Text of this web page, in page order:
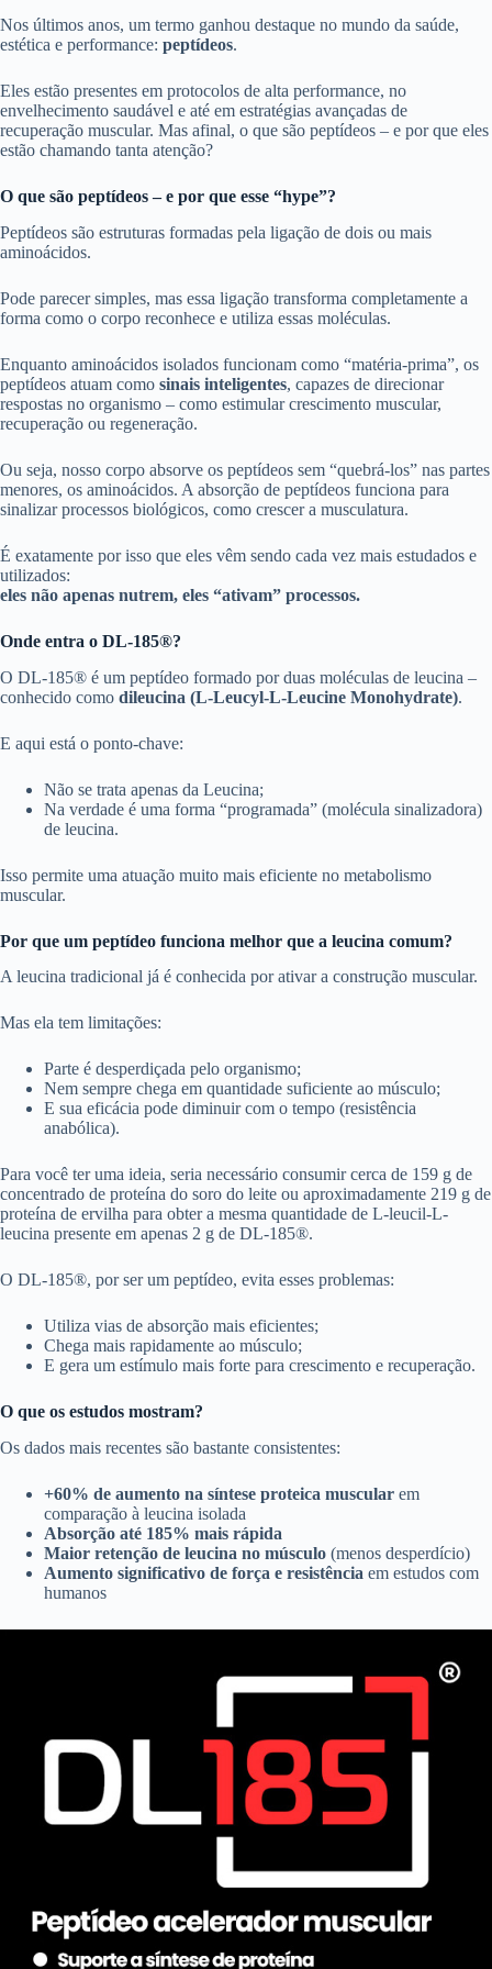
Nos últimos anos, um termo ganhou destaque no mundo da saúde,
estética e performance: peptídeos.
Eles estão presentes em protocolos de alta performance, no
envelhecimento saudável e até em estratégias avançadas de
recuperação muscular. Mas afinal, o que são peptídeos – e por que eles
estão chamando tanta atenção?
O que são peptídeos – e por que esse “hype”?
Peptídeos são estruturas formadas pela ligação de dois ou mais
aminoácidos.
Pode parecer simples, mas essa ligação transforma completamente a
forma como o corpo reconhece e utiliza essas moléculas.
Enquanto aminoácidos isolados funcionam como “matéria-prima”, os
peptídeos atuam como sinais inteligentes, capazes de direcionar
respostas no organismo – como estimular crescimento muscular,
recuperação ou regeneração.
Ou seja, nosso corpo absorve os peptídeos sem “quebrá-los” nas partes
menores, os aminoácidos. A absorção de peptídeos funciona para
sinalizar processos biológicos, como crescer a musculatura.
É exatamente por isso que eles vêm sendo cada vez mais estudados e
utilizados:
eles não apenas nutrem, eles “ativam” processos.
Onde entra o DL-185®?
O DL-185® é um peptídeo formado por duas moléculas de leucina –
conhecido como dileucina (L-Leucyl-L-Leucine Monohydrate).
E aqui está o ponto-chave:
Não se trata apenas da Leucina;
Na verdade é uma forma “programada” (molécula sinalizadora)
de leucina.
Isso permite uma atuação muito mais eficiente no metabolismo
muscular.
Por que um peptídeo funciona melhor que a leucina comum?
A leucina tradicional já é conhecida por ativar a construção muscular.
Mas ela tem limitações:
Parte é desperdiçada pelo organismo;
Nem sempre chega em quantidade suficiente ao músculo;
E sua eficácia pode diminuir com o tempo (resistência
anabólica).
Para você ter uma ideia, seria necessário consumir cerca de 159 g de
concentrado de proteína do soro do leite ou aproximadamente 219 g de
proteína de ervilha para obter a mesma quantidade de L-leucil-L-
leucina presente em apenas 2 g de DL-185®.
O DL-185®, por ser um peptídeo, evita esses problemas:
Utiliza vias de absorção mais eficientes;
Chega mais rapidamente ao músculo;
E gera um estímulo mais forte para crescimento e recuperação.
O que os estudos mostram?
Os dados mais recentes são bastante consistentes:
+60% de aumento na síntese proteica muscular em
comparação à leucina isolada
Absorção até 185% mais rápida
Maior retenção de leucina no músculo (menos desperdício)
Aumento significativo de força e resistência em estudos com
humanos